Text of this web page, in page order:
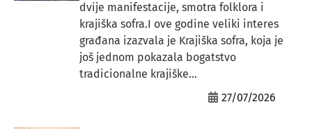
dvije manifestacije, smotra folklora i
krajiška sofra.I ove godine veliki interes
građana izazvala je Krajiška sofra, koja je
još jednom pokazala bogatstvo
tradicionalne krajiške...
27/07/2026